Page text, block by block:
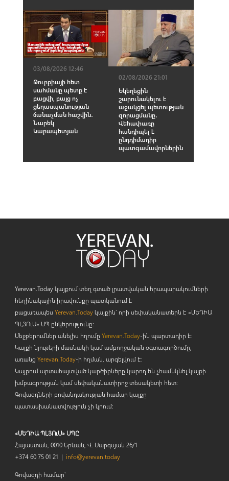
03/08/2026 12:46
Թուրքիայի հետ
սահմանը պետք է
բացվի, բայց ոչ
ցեղասպանության
ճանաչման հաշվին․
Նարեկ
Կարապետյան
02/08/2026 21:01
Եկեղեցին
շարունակելու է
աջակցել պետության
զորացմանը․
Վեհափառը
հանդիպել է
ընդդիմադիր
պատգամավորներին
Yerevan.Today կայքում տեղ գտած լրատվական հրապարակումների
հեղինակային իրավունքը պատկանում է
բացառապես Yerevan.Todayկայքին` որի սեփականատերն է «ՄԵԴԻԱ
ՊԼՅՈւՍ» ՍՊ ընկերությունը։
Մեջբերումներ անելիս հղումը Yerevan.Today-ին պարտադիր է:
Կայքի նյութերի մասնակի կամ ամբողջական օգտագործումը,
առանց Yerevan.Today-ի հղման, արգելվում է:
Կայքում արտահայտված կարծիքները կարող են չհամնկնել կայքի
խմբագրության կամ սեփականատիրոջ տեսակետի հետ:
Գովազդների բովանդակության համար կայքը
պատասխանատվություն չի կրում:
«ՄԵԴԻԱ ՊԼՅՈւՍ» ՍՊԸ
Հայաստան, 0010 Երևան, Վ. Սարգսյան 26/1
+374 60 75 01 21 | info@yerevan.today
Գովազդի համար`